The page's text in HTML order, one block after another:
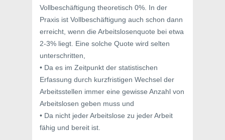
Vollbeschäftigung theoretisch 0%. In der
Praxis ist Vollbeschäftigung auch schon dann
erreicht, wenn die Arbeitslosenquote bei etwa
2-3% liegt. Eine solche Quote wird selten
unterschritten,
• Da es im Zeitpunkt der statistischen
Erfassung durch kurzfristigen Wechsel der
Arbeitsstellen immer eine gewisse Anzahl von
Arbeitslosen geben muss und
• Da nicht jeder Arbeitslose zu jeder Arbeit
fähig und bereit ist.